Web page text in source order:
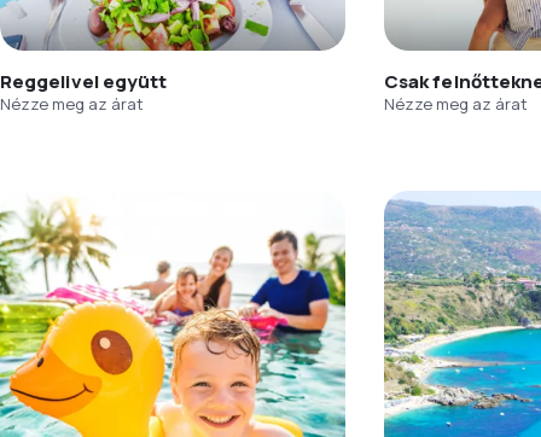
Reggelivel együtt
Nézze meg az árat
Csak
Nézze meg az árat